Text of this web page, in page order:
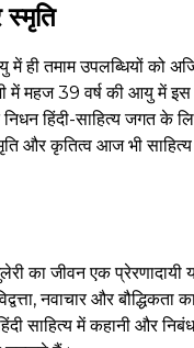
में ही तमाम उपलब्धियों को
में महज 39 वर्ष की आयु में इस
हिंदी-साहित्य जगत के
और कृतित्व आज भी साहित्य
का जीवन एक प्रेरणादायी
नवाचार और
साहित्य में कहानी और